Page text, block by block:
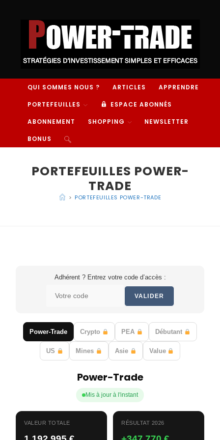
QUI SOMMES NOUS ? ARTICLES APPRENDRE
PORTEFEUILLES ESPACE ABONNÉS
ABONNEMENT SHOPPING NEWSLETTER
BONUS
PORTEFEUILLES POWER-
TRADE
> PORTEFEUILLES POWER-TRADE
Adhérent ? Entrez votre code d’accès :
VALIDER
Power-Trade Crypto PEA Débutant
US Mines Asie Value
Power-Trade
Mis à jour à l'instant
VALEUR TOTALE RÉSULTAT 2026